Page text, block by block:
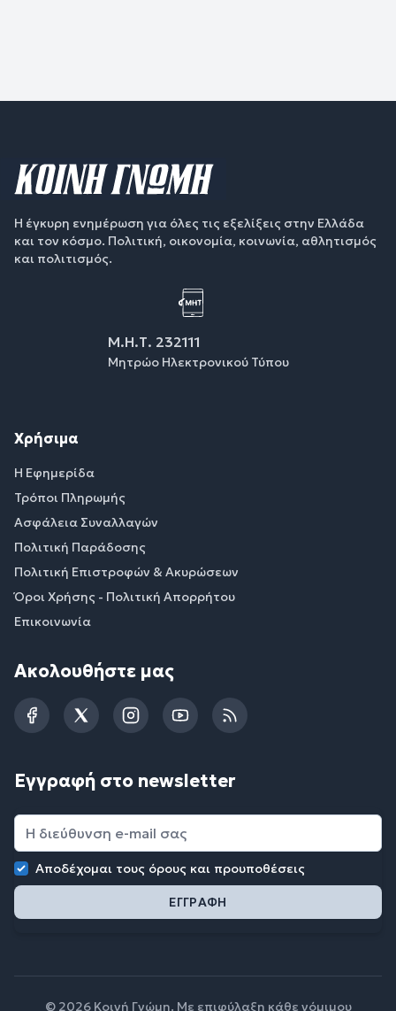
Η έγκυρη ενημέρωση για όλες τις εξελίξεις στην Ελλάδα
και τον κόσμο. Πολιτική, οικονομία, κοινωνία, αθλητισμός
και πολιτισμός.
Μ.Η.Τ. 232111
Μητρώο Ηλεκτρονικού Τύπου
Χρήσιμα
Η Εφημερίδα
Τρόποι Πληρωμής
Ασφάλεια Συναλλαγών
Πολιτική Παράδοσης
Πολιτική Επιστροφών & Ακυρώσεων
Όροι Χρήσης - Πολιτική Απορρήτου
Επικοινωνία
Ακολουθήστε μας
FacebookTwitterInstagramYouTubeRSS
Εγγραφή στο newsletter
Αποδέχομαι τους όρους και προυποθέσεις
© 2026 Κοινή Γνώμη. Με επιφύλαξη κάθε νόμιμου